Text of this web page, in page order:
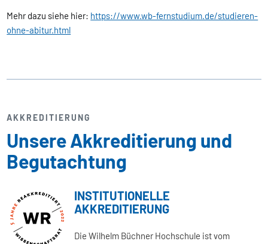
Mehr dazu siehe hier: https://www.wb-fernstudium.de/studieren-
ohne-abitur.html
AKKREDITIERUNG
Unsere Akkreditierung und
Begutachtung
INSTITUTIONELLE
AKKREDITIERUNG
Die Wilhelm Büchner Hochschule ist vom